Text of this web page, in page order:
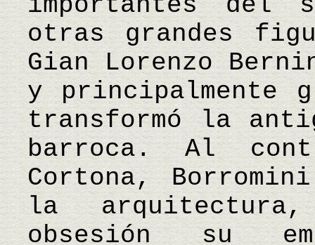
otras grandes
Gian Lorenzo
y principalmente
transformó la
barroca. Al
Cortona,
la
obsesión su